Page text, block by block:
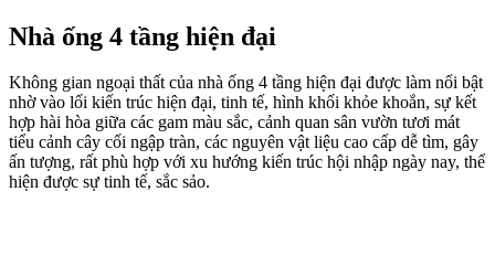
Nhà ống 4 tầng hiện đại
Không gian ngoại thất của nhà ống 4 tầng hiện đại được làm nổi bật
nhờ vào lối kiến trúc hiện đại, tinh tế, hình khối khỏe khoắn, sự kết
hợp hài hòa giữa các gam màu sắc, cảnh quan sân vườn tươi mát
tiểu cảnh cây cối ngập tràn, các nguyên vật liệu cao cấp dễ tìm, gây
ấn tượng, rất phù hợp với xu hướng kiến trúc hội nhập ngày nay, thể
hiện được sự tinh tế, sắc sảo.